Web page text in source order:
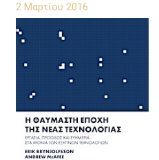
2 Μαρτίου 2016